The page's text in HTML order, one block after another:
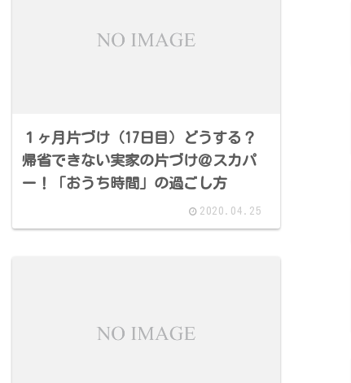
１ヶ月片づけ（17日目）どうする？
帰省できない実家の片づけ＠スカパ
ー！「おうち時間」の過ごし方
2020.04.25